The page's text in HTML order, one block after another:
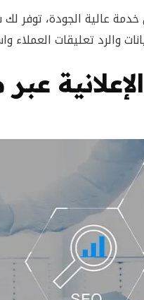
عالية الجودة، توفر لك
والرد تعليقات العملاء